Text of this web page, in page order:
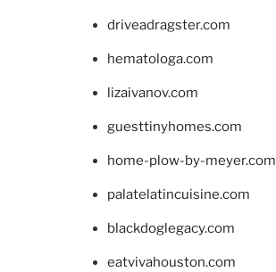
driveadragster.com
hematologa.com
lizaivanov.com
guesttinyhomes.com
home-plow-by-meyer.com
palatelatincuisine.com
blackdoglegacy.com
eatvivahouston.com